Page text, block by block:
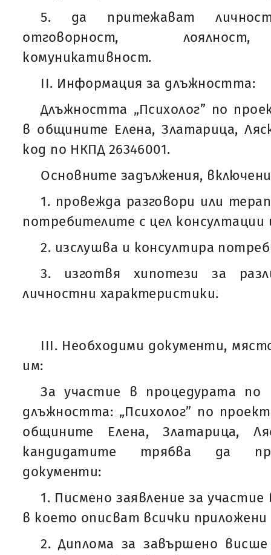
5. да притежават
отговорност, лоялност,
комуникативност.
II. Информация за длъжността:
Длъжността „Психолог” по
в общините Елена, Златарица,
код по НКПД 26346001.
Основните задължения,
1. провежда разговори или
потребителите с цел консултации
2. изслушва и консултира
3. изготвя хипотези за
личностни характеристики.
ІІI. Необходими документи,
им:
За участие в процедурата по
длъжността: „Психолог” по
общините Елена, Златарица,
кандидатите трябва да
документи:
1. Писмено заявление за
в което описват всички
2. Диплома за завършено